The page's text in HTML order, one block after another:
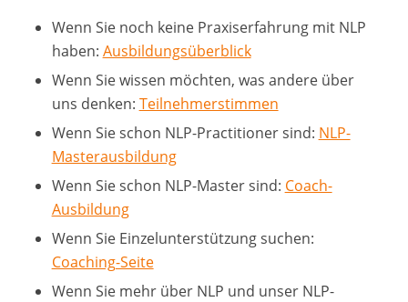
Wenn Sie noch keine Praxiserfahrung mit NLP
haben: Ausbildungsüberblick
Wenn Sie wissen möchten, was andere über
uns denken: Teilnehmerstimmen
Wenn Sie schon NLP-Practitioner sind: NLP-
Masterausbildung
Wenn Sie schon NLP-Master sind: Coach-
Ausbildung
Wenn Sie Einzelunterstützung suchen:
Coaching-Seite
Wenn Sie mehr über NLP und unser NLP-